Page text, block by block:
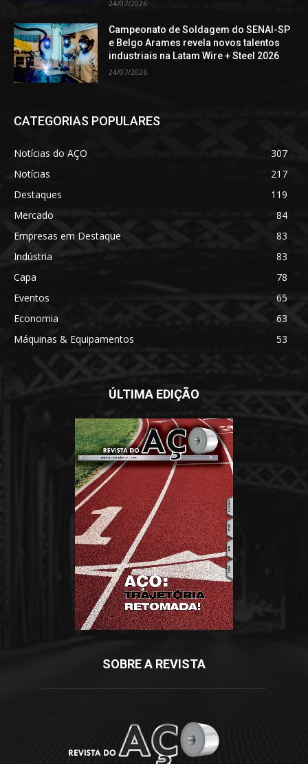
24/07/2026
Campeonato de Soldagem do SENAI-SP
e Belgo Arames revela novos talentos
industriais na Latam Wire + Steel 2026
24/07/2026
CATEGORIAS POPULARES
Notícias do AÇO
307
Notícias
217
Destaques
119
Mercado
84
Empresas em Destaque
83
Indústria
83
Capa
78
Eventos
65
Economia
63
Máquinas & Equipamentos
53
ÚLTIMA EDIÇÃO
SOBRE A REVISTA